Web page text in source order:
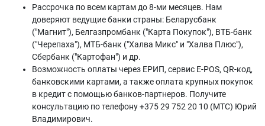
Рассрочка по всем картам до 8-ми месяцев. Нам
доверяют ведущие банки страны: Беларусбанк
("Магнит"), Белгазпромбанк ("Карта Покупок"), ВТБ-банк
("Черепаха"), МТБ-банк ("Халва Микс" и "Халва Плюс"),
Сбербанк ("Картофан") и др.
Возможность оплаты через ЕРИП, сервис E-POS, QR-код,
банковскими картами, а также оплата крупных покупок
в кредит с помощью банков-партнеров. Получите
консультацию по телефону +375 29 752 20 10 (МТС) Юрий
Владимирович.